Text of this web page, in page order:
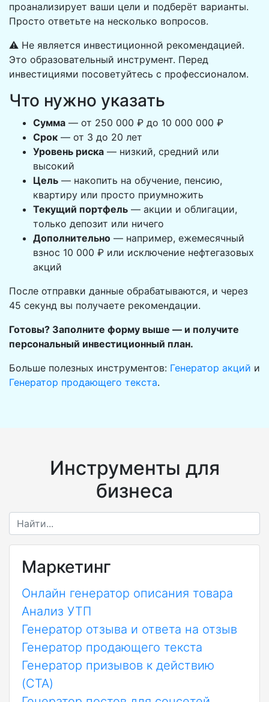
проанализирует ваши цели и подберёт варианты.
Просто ответьте на несколько вопросов.
⚠️ Не является инвестиционной рекомендацией.
Это образовательный инструмент. Перед
инвестициями посоветуйтесь с профессионалом.
Что нужно указать
Сумма — от 250 000 ₽ до 10 000 000 ₽
Срок — от 3 до 20 лет
Уровень риска — низкий, средний или
высокий
Цель — накопить на обучение, пенсию,
квартиру или просто приумножить
Текущий портфель — акции и облигации,
только депозит или ничего
Дополнительно — например, ежемесячный
взнос 10 000 ₽ или исключение нефтегазовых
акций
После отправки данные обрабатываются, и через
45 секунд вы получаете рекомендации.
Готовы? Заполните форму выше — и получите
персональный инвестиционный план.
Больше полезных инструментов: Генератор акций и
Генератор продающего текста.
Инструменты для
бизнеса
Маркетинг
Онлайн генератор описания товара
Анализ УТП
Генератор отзыва и ответа на отзыв
Генератор продающего текста
Генератор призывов к действию
(CTA)